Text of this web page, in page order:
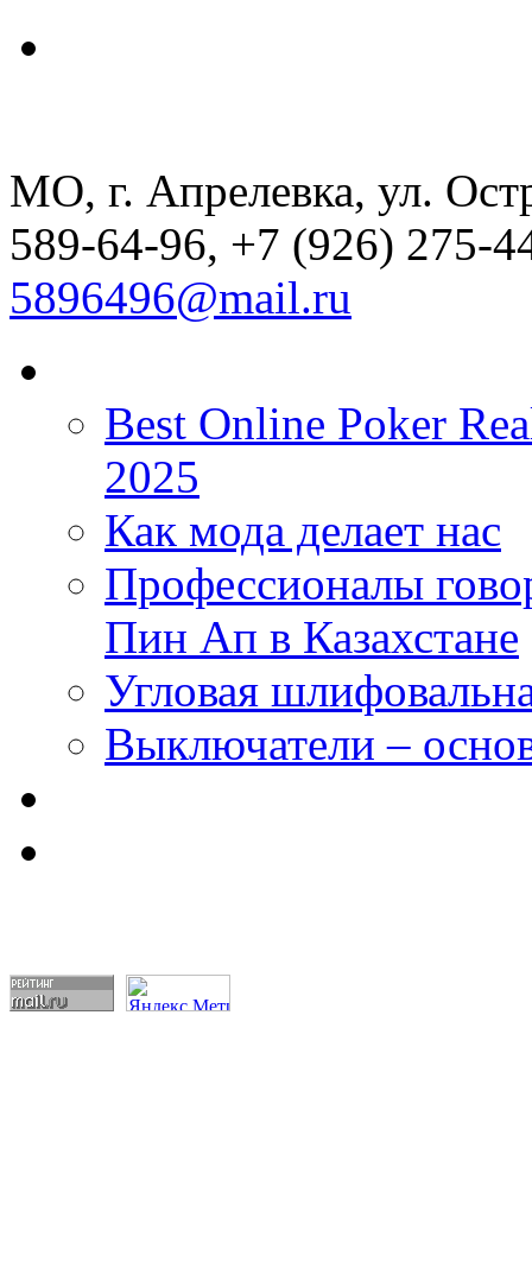
МО, г. Апрелевка, ул.
589-64-96, +7 (926) 275-
5896496@mail.ru
Best Online Poker
2025
Как мода делает нас
Профессионалы
Пин Ап в Казахстане
Угловая
Выключатели –